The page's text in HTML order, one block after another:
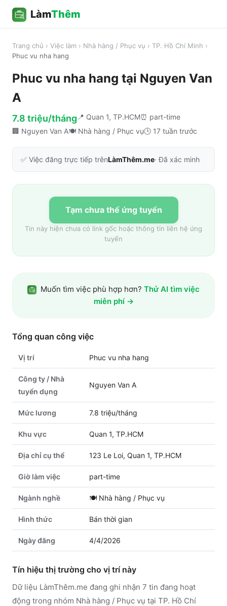
LàmThêm
Trang chủ › Việc làm › Nhà hàng / Phục vụ › TP. Hồ Chí Minh ›
Phuc vu nha hang
Phuc vu nha hang tại Nguyen Van
A
7.8 triệu/tháng 📍 Quan 1, TP.HCM⏰ part-time
🏢 Nguyen Van A🍽️ Nhà hàng / Phục vụ🕒 17 tuần trước
✅ Việc đăng trực tiếp trênLàmThêm.me· Đã xác minh
Tạm chưa thể ứng tuyển
Tin này hiện chưa có link gốc hoặc thông tin liên hệ ứng
tuyển
Muốn tìm việc phù hợp hơn? Thử AI tìm việc
miễn phí →
Tổng quan công việc
Vị trí Phuc vu nha hang
Công ty / Nhà
tuyển dụng
Nguyen Van A
Mức lương 7.8 triệu/tháng
Khu vực Quan 1, TP.HCM
Địa chỉ cụ thể 123 Le Loi, Quan 1, TP.HCM
Giờ làm việc part-time
Ngành nghề 🍽️ Nhà hàng / Phục vụ
Hình thức Bán thời gian
Ngày đăng 4/4/2026
Tín hiệu thị trường cho vị trí này
Dữ liệu LàmThêm.me đang ghi nhận 7 tin đang hoạt
động trong nhóm Nhà hàng / Phục vụ tại TP. Hồ Chí